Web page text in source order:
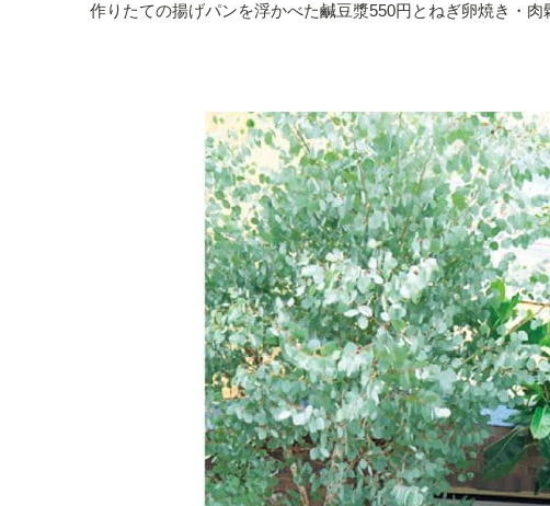
作りたての揚げパンを浮かべた鹹豆漿550円とねぎ卵焼き・肉